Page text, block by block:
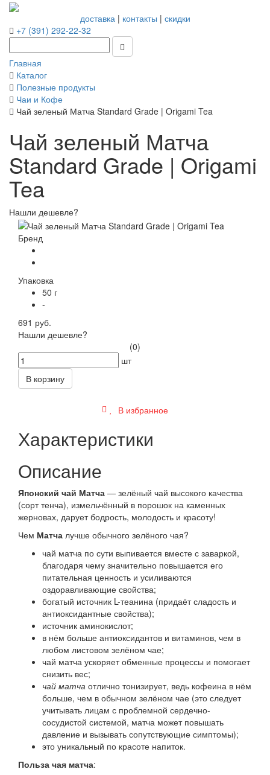
доставка| контакты | скидки
+7 (391) 292-22-32
Главная
Каталог
Полезные продукты
Чаи и Кофе
Чай зеленый Матча Standard Grade | Origami Tea
Чай зеленый Матча
Standard Grade | Origami
Tea
Нашли дешевле?
Бренд
Упаковка
50 г
-
691 руб.
Нашли дешевле?
(0)
шт
В корзину
В избранное
Характеристики
Описание
Японский чай Матча — зелёный чай высокого качества
(сорт тенча), измельчённый в порошок на каменных
жерновах, дарует бодрость, молодость и красоту!
Чем Матча лучше обычного зелёного чая?
чай матча по сути выпивается вместе с заваркой,
благодаря чему значительно повышается его
питательная ценность и усиливаются
оздоравливающие свойства;
богатый источник L-теанина (придаёт сладость и
антиоксидантные свойства);
источник аминокислот;
в нём больше антиоксидантов и витаминов, чем в
любом листовом зелёном чае;
чай матча ускоряет обменные процессы и помогает
снизить вес;
чай матча отлично тонизирует, ведь кофеина в нём
больше, чем в обычном зелёном чае (это следует
учитывать лицам с проблемной сердечно-
сосудистой системой, матча может повышать
давление и вызывать сопутствующие симптомы);
это уникальный по красоте напиток.
Польза чая матча: